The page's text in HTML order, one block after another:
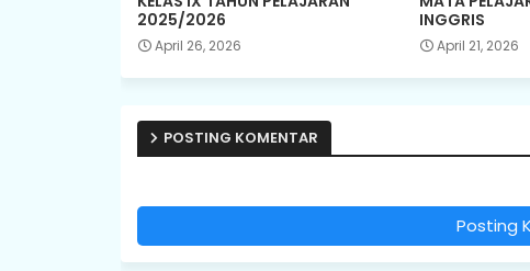
2025/2026
April 26, 2026
INGGRIS
April 21, 2026
POSTING KOMENTAR
Posting